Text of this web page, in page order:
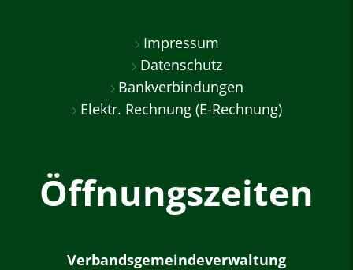
Impressum
Datenschutz
Bankverbindungen
Elektr. Rechnung (E-Rechnung)
Öffnungszeiten
Verbandsgemeindeverwaltung